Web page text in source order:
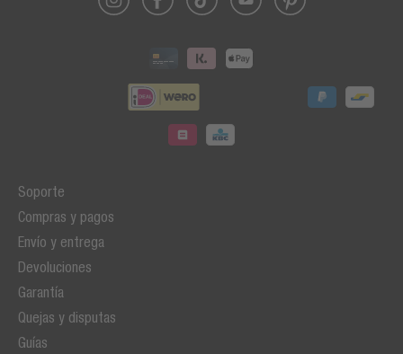
Soporte
Compras y pagos
Envío y entrega
Devoluciones
Garantía
Quejas y disputas
Guías